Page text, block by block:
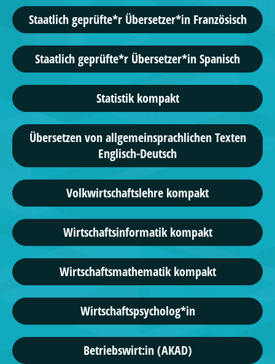
Staatlich geprüfte*r Übersetzer*in Französisch
Staatlich geprüfte*r Übersetzer*in Spanisch
Statistik kompakt
Übersetzen von allgemeinsprachlichen Texten
Englisch-Deutsch
Volkwirtschaftslehre kompakt
Wirtschaftsinformatik kompakt
Wirtschaftsmathematik kompakt
Wirtschaftspsycholog*in
Betriebswirt:in (AKAD)